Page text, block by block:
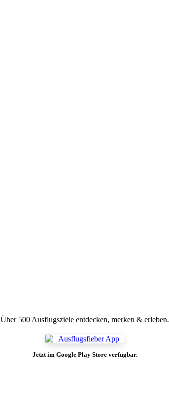
Über 500 Ausflugsziele entdecken, merken & erleben.
Jetzt im Google Play Store verfügbar.